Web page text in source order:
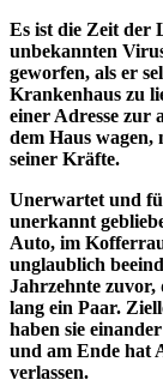
Es ist die Zeit der
unbekannten
geworfen, als er
Krankenhaus zu
einer Adresse zur
dem Haus wagen,
seiner Kräfte.
Unerwartet und
unerkannt
Auto, im
unglaublich
Jahrzehnte zuvor,
lang ein Paar.
haben sie
und am Ende hat
verlassen.